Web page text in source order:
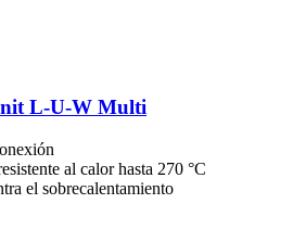
L-​U-​W Multi
al calor hasta 270 °C
el sobrecalentamiento